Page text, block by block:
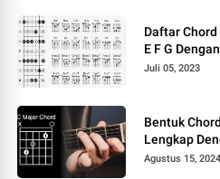
Daftar Chord
E F G
Juli 05, 2023
Bentuk Chord Gitar Kunci A B C D E
Lengkap
Agustus 15, 2024